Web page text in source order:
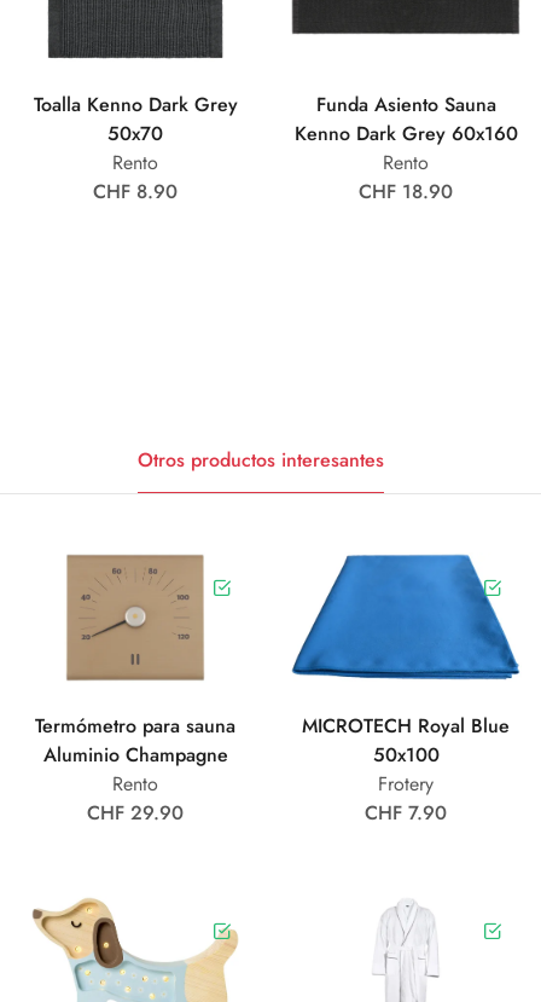
Toalla Kenno Dark Grey
50x70
Rento
CHF 8.90
Funda Asiento Sauna
Kenno Dark Grey 60x160
Rento
CHF 18.90
Otros productos interesantes
Termómetro para sauna
Aluminio Champagne
Rento
CHF 29.90
MICROTECH Royal Blue
50x100
Frotery
CHF 7.90